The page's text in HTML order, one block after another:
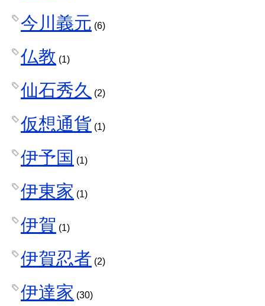
今川義元 (6)
仏教 (1)
仙石秀久 (2)
仮想通貨 (1)
伊予国 (1)
伊東家 (1)
伊賀 (1)
伊賀忍者 (2)
伊達家 (30)